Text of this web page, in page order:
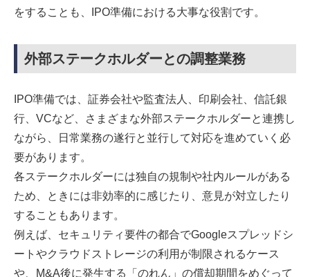
をすることも、IPO準備における大事な役割です。
外部ステークホルダーとの調整業務
IPO準備では、証券会社や監査法人、印刷会社、信託銀
行、VCなど、さまざまな外部ステークホルダーと連携し
ながら、日常業務の遂行と並行して対応を進めていく必
要があります。
各ステークホルダーには独自の規制や社内ルールがある
ため、ときには非効率的に感じたり、意見が対立したり
することもあります。
例えば、セキュリティ要件の都合でGoogleスプレッドシ
ートやクラウドストレージの利用が制限されるケース
や、M&A後に発生する「のれん」の償却期間をめぐって